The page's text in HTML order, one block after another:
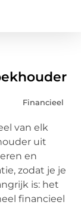
Financieel
van elk
uit
en
zodat je je
is: het
financieel